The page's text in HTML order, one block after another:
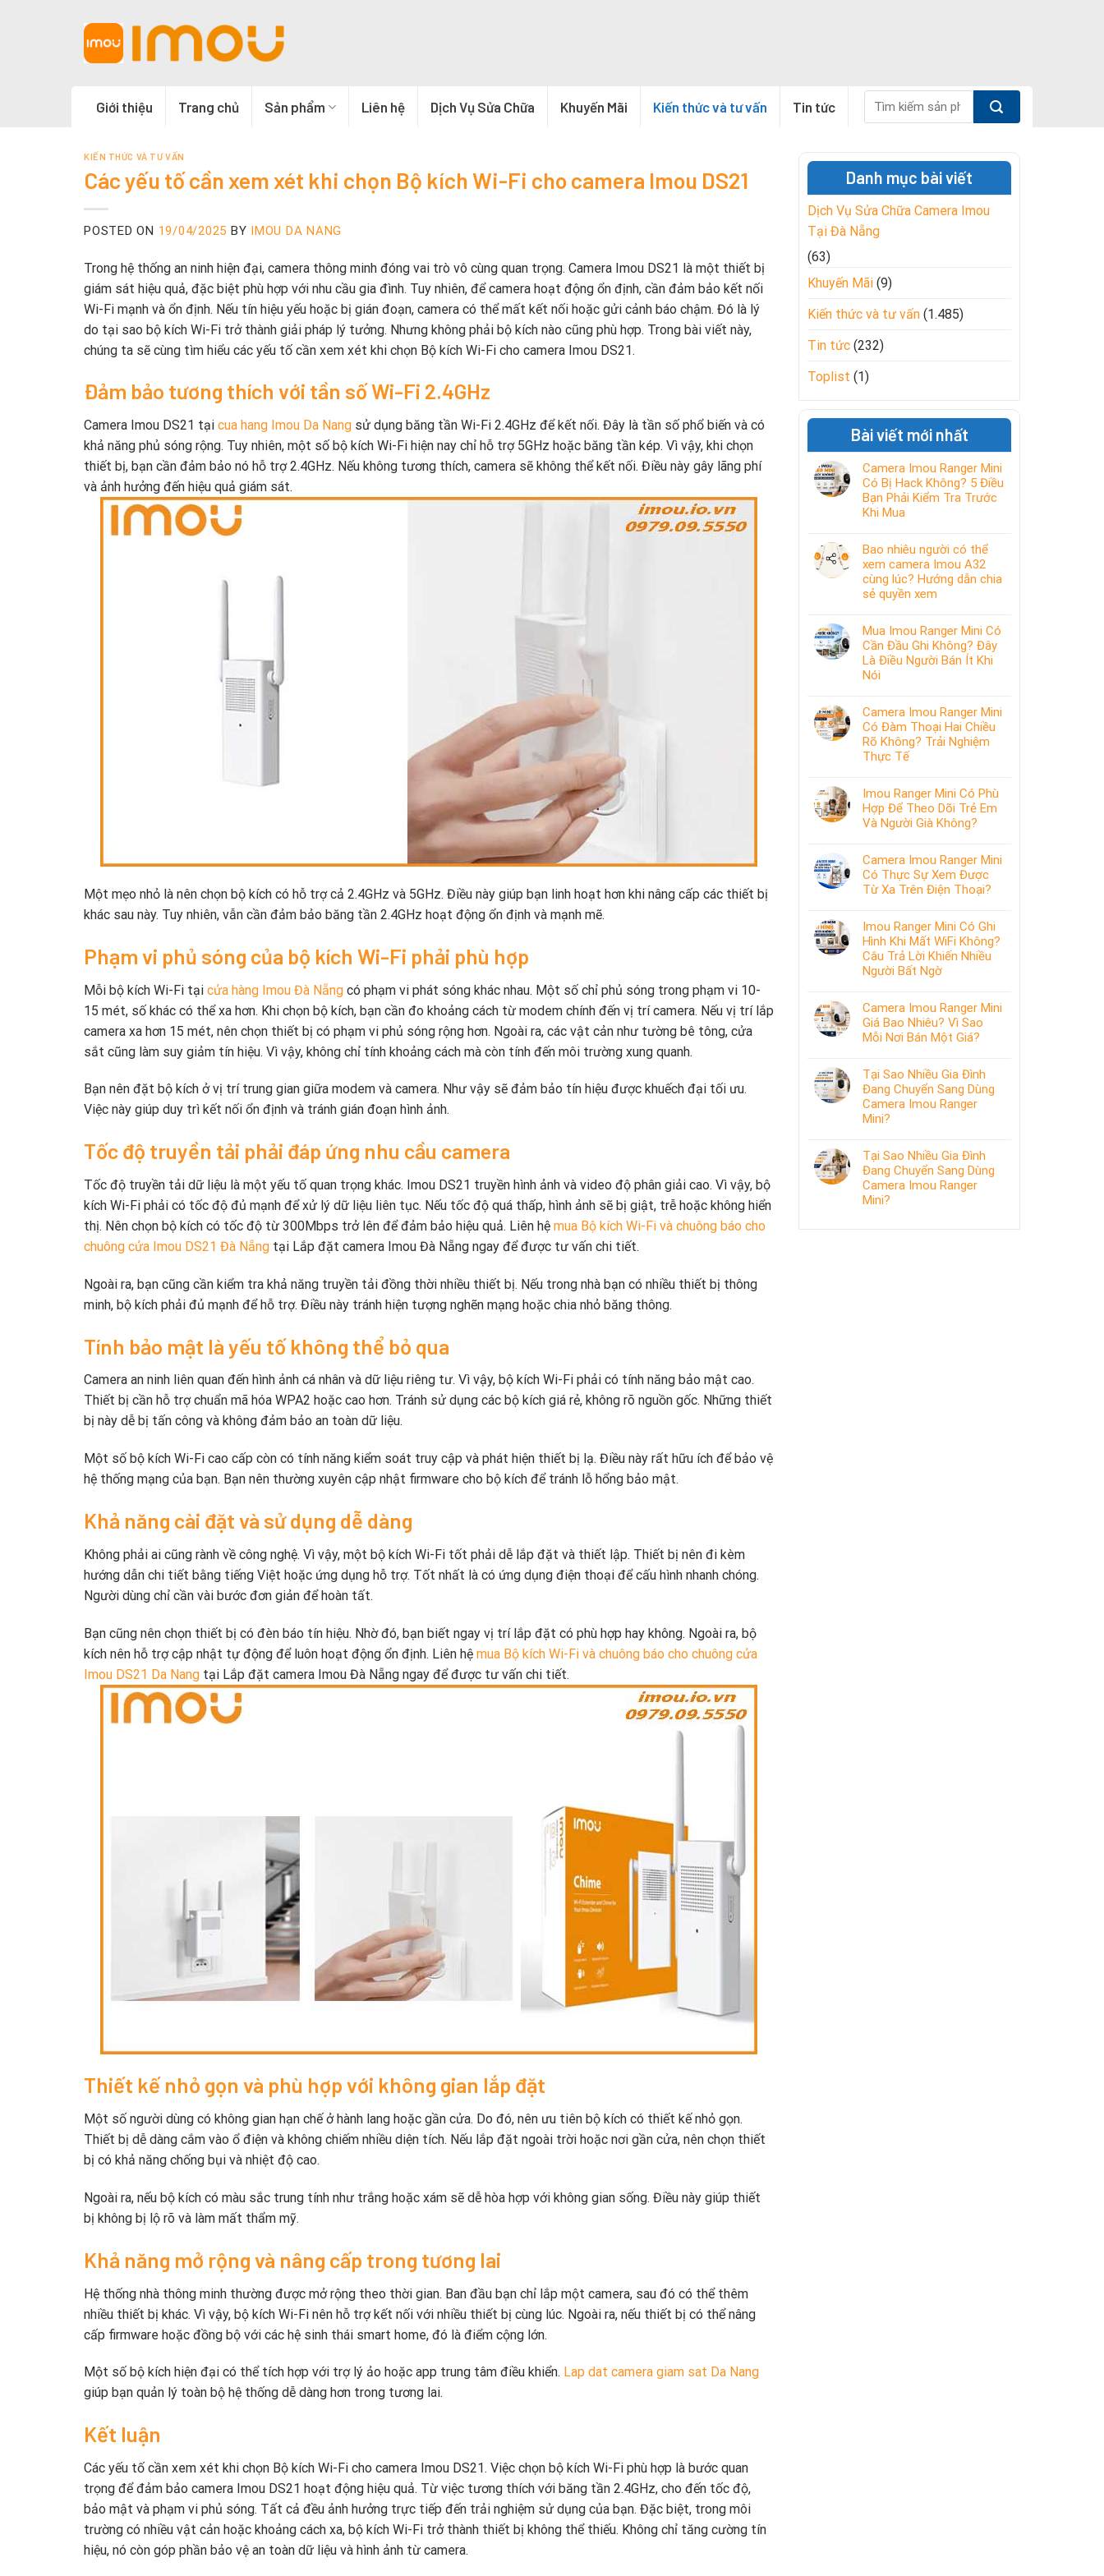
Giới thiệu Trang chủ Sản phẩm Liên hệ Dịch Vụ Sửa Chữa Khuyến Mãi Kiến thức và tư vấn Tin tức
kiếm:
KIẾN THỨC VÀ TƯ VẤN
Các yếu tố cần xem xét khi chọn Bộ kích Wi-Fi cho camera Imou DS21
POSTED ON 19/04/2025 BY IMOU DA NANG
Trong hệ thống an ninh hiện đại, camera thông minh đóng vai trò vô cùng quan trọng. Camera Imou DS21 là một thiết bị
giám sát hiệu quả, đặc biệt phù hợp với nhu cầu gia đình. Tuy nhiên, để camera hoạt động ổn định, cần đảm bảo kết nối
Wi-Fi mạnh và ổn định. Nếu tín hiệu yếu hoặc bị gián đoạn, camera có thể mất kết nối hoặc gửi cảnh báo chậm. Đó là lý
do tại sao bộ kích Wi-Fi trở thành giải pháp lý tưởng. Nhưng không phải bộ kích nào cũng phù hợp. Trong bài viết này,
chúng ta sẽ cùng tìm hiểu các yếu tố cần xem xét khi chọn Bộ kích Wi-Fi cho camera Imou DS21.
Đảm bảo tương thích với tần số Wi-Fi 2.4GHz
Camera Imou DS21 tại cua hang Imou Da Nang sử dụng băng tần Wi-Fi 2.4GHz để kết nối. Đây là tần số phổ biến và có
khả năng phủ sóng rộng. Tuy nhiên, một số bộ kích Wi-Fi hiện nay chỉ hỗ trợ 5GHz hoặc băng tần kép. Vì vậy, khi chọn
thiết bị, bạn cần đảm bảo nó hỗ trợ 2.4GHz. Nếu không tương thích, camera sẽ không thể kết nối. Điều này gây lãng phí
và ảnh hưởng đến hiệu quả giám sát.
Một mẹo nhỏ là nên chọn bộ kích có hỗ trợ cả 2.4GHz và 5GHz. Điều này giúp bạn linh hoạt hơn khi nâng cấp các thiết bị
khác sau này. Tuy nhiên, vẫn cần đảm bảo băng tần 2.4GHz hoạt động ổn định và mạnh mẽ.
Phạm vi phủ sóng của bộ kích Wi-Fi phải phù hợp
Mỗi bộ kích Wi-Fi tại cửa hàng Imou Đà Nẵng có phạm vi phát sóng khác nhau. Một số chỉ phủ sóng trong phạm vi 10-
15 mét, số khác có thể xa hơn. Khi chọn bộ kích, bạn cần đo khoảng cách từ modem chính đến vị trí camera. Nếu vị trí lắp
camera xa hơn 15 mét, nên chọn thiết bị có phạm vi phủ sóng rộng hơn. Ngoài ra, các vật cản như tường bê tông, cửa
sắt cũng làm suy giảm tín hiệu. Vì vậy, không chỉ tính khoảng cách mà còn tính đến môi trường xung quanh.
Bạn nên đặt bộ kích ở vị trí trung gian giữa modem và camera. Như vậy sẽ đảm bảo tín hiệu được khuếch đại tối ưu.
Việc này giúp duy trì kết nối ổn định và tránh gián đoạn hình ảnh.
Tốc độ truyền tải phải đáp ứng nhu cầu camera
Tốc độ truyền tải dữ liệu là một yếu tố quan trọng khác. Imou DS21 truyền hình ảnh và video độ phân giải cao. Vì vậy, bộ
kích Wi-Fi phải có tốc độ đủ mạnh để xử lý dữ liệu liên tục. Nếu tốc độ quá thấp, hình ảnh sẽ bị giật, trễ hoặc không hiển
thị. Nên chọn bộ kích có tốc độ từ 300Mbps trở lên để đảm bảo hiệu quả. Liên hệ mua Bộ kích Wi-Fi và chuông báo cho
chuông cửa Imou DS21 Đà Nẵng tại Lắp đặt camera Imou Đà Nẵng ngay để được tư vấn chi tiết.
Ngoài ra, bạn cũng cần kiểm tra khả năng truyền tải đồng thời nhiều thiết bị. Nếu trong nhà bạn có nhiều thiết bị thông
minh, bộ kích phải đủ mạnh để hỗ trợ. Điều này tránh hiện tượng nghẽn mạng hoặc chia nhỏ băng thông.
Tính bảo mật là yếu tố không thể bỏ qua
Camera an ninh liên quan đến hình ảnh cá nhân và dữ liệu riêng tư. Vì vậy, bộ kích Wi-Fi phải có tính năng bảo mật cao.
Thiết bị cần hỗ trợ chuẩn mã hóa WPA2 hoặc cao hơn. Tránh sử dụng các bộ kích giá rẻ, không rõ nguồn gốc. Những thiết
bị này dễ bị tấn công và không đảm bảo an toàn dữ liệu.
Một số bộ kích Wi-Fi cao cấp còn có tính năng kiểm soát truy cập và phát hiện thiết bị lạ. Điều này rất hữu ích để bảo vệ
hệ thống mạng của bạn. Bạn nên thường xuyên cập nhật firmware cho bộ kích để tránh lỗ hổng bảo mật.
Khả năng cài đặt và sử dụng dễ dàng
Không phải ai cũng rành về công nghệ. Vì vậy, một bộ kích Wi-Fi tốt phải dễ lắp đặt và thiết lập. Thiết bị nên đi kèm
hướng dẫn chi tiết bằng tiếng Việt hoặc ứng dụng hỗ trợ. Tốt nhất là có ứng dụng điện thoại để cấu hình nhanh chóng.
Người dùng chỉ cần vài bước đơn giản để hoàn tất.
Bạn cũng nên chọn thiết bị có đèn báo tín hiệu. Nhờ đó, bạn biết ngay vị trí lắp đặt có phù hợp hay không. Ngoài ra, bộ
kích nên hỗ trợ cập nhật tự động để luôn hoạt động ổn định. Liên hệ mua Bộ kích Wi-Fi và chuông báo cho chuông cửa
Imou DS21 Da Nang tại Lắp đặt camera Imou Đà Nẵng ngay để được tư vấn chi tiết.
Thiết kế nhỏ gọn và phù hợp với không gian lắp đặt
Một số người dùng có không gian hạn chế ở hành lang hoặc gần cửa. Do đó, nên ưu tiên bộ kích có thiết kế nhỏ gọn.
Thiết bị dễ dàng cắm vào ổ điện và không chiếm nhiều diện tích. Nếu lắp đặt ngoài trời hoặc nơi gần cửa, nên chọn thiết
bị có khả năng chống bụi và nhiệt độ cao.
Ngoài ra, nếu bộ kích có màu sắc trung tính như trắng hoặc xám sẽ dễ hòa hợp với không gian sống. Điều này giúp thiết
bị không bị lộ rõ và làm mất thẩm mỹ.
Khả năng mở rộng và nâng cấp trong tương lai
Hệ thống nhà thông minh thường được mở rộng theo thời gian. Ban đầu bạn chỉ lắp một camera, sau đó có thể thêm
nhiều thiết bị khác. Vì vậy, bộ kích Wi-Fi nên hỗ trợ kết nối với nhiều thiết bị cùng lúc. Ngoài ra, nếu thiết bị có thể nâng
cấp firmware hoặc đồng bộ với các hệ sinh thái smart home, đó là điểm cộng lớn.
Một số bộ kích hiện đại có thể tích hợp với trợ lý ảo hoặc app trung tâm điều khiển. Lap dat camera giam sat Da Nang
giúp bạn quản lý toàn bộ hệ thống dễ dàng hơn trong tương lai.
Kết luận
Các yếu tố cần xem xét khi chọn Bộ kích Wi-Fi cho camera Imou DS21. Việc chọn bộ kích Wi-Fi phù hợp là bước quan
trọng để đảm bảo camera Imou DS21 hoạt động hiệu quả. Từ việc tương thích với băng tần 2.4GHz, cho đến tốc độ,
bảo mật và phạm vi phủ sóng. Tất cả đều ảnh hưởng trực tiếp đến trải nghiệm sử dụng của bạn. Đặc biệt, trong môi
trường có nhiều vật cản hoặc khoảng cách xa, bộ kích Wi-Fi trở thành thiết bị không thể thiếu. Không chỉ tăng cường tín
hiệu, nó còn góp phần bảo vệ an toàn dữ liệu và hình ảnh từ camera.
Danh mục bài viết
Dịch Vụ Sửa Chữa Camera Imou
Tại Đà Nẵng
(63)
Khuyến Mãi (9)
Kiến thức và tư vấn (1.485)
Tin tức (232)
Toplist (1)
Bài viết mới nhất
Camera Imou Ranger Mini
Có Bị Hack Không? 5 Điều
Bạn Phải Kiểm Tra Trước
Khi Mua
Bao nhiêu người có thể
xem camera Imou A32
cùng lúc? Hướng dẫn chia
sẻ quyền xem
Mua Imou Ranger Mini Có
Cần Đầu Ghi Không? Đây
Là Điều Người Bán Ít Khi
Nói
Camera Imou Ranger Mini
Có Đàm Thoại Hai Chiều
Rõ Không? Trải Nghiệm
Thực Tế
Imou Ranger Mini Có Phù
Hợp Để Theo Dõi Trẻ Em
Và Người Già Không?
Camera Imou Ranger Mini
Có Thực Sự Xem Được
Từ Xa Trên Điện Thoại?
Imou Ranger Mini Có Ghi
Hình Khi Mất WiFi Không?
Câu Trả Lời Khiến Nhiều
Người Bất Ngờ
Camera Imou Ranger Mini
Giá Bao Nhiêu? Vì Sao
Mỗi Nơi Bán Một Giá?
Tại Sao Nhiều Gia Đình
Đang Chuyển Sang Dùng
Camera Imou Ranger
Mini?
Tại Sao Nhiều Gia Đình
Đang Chuyển Sang Dùng
Camera Imou Ranger
Mini?